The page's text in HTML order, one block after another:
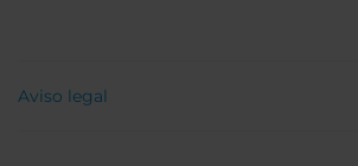
Aviso legal